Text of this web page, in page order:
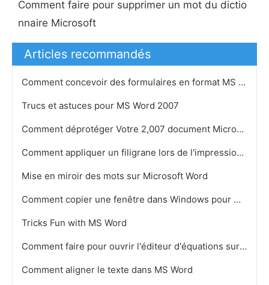
Comment faire pour supprimer un mot du dictio
nnaire Microsoft
Articles recommandés
Comment concevoir des formulaires en format MS Word
Trucs et astuces pour MS Word 2007
Comment déprotéger Votre 2,007 document Microsoft Word
Comment appliquer un filigrane lors de l'impression en format MS Word
Mise en miroir des mots sur Microsoft Word
Comment copier une fenêtre dans Windows pour Microsoft Word
Tricks Fun with MS Word
Comment faire pour ouvrir l'éditeur d'équations sur Microsoft Word pour Windows 7
Comment aligner le texte dans MS Word